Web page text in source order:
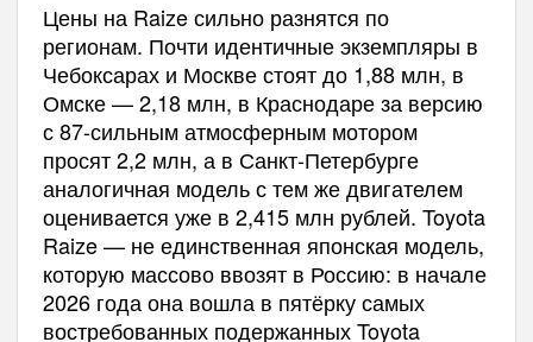
Цены на Raize сильно разнятся по
регионам. Почти идентичные экземпляры в
Чебоксарах и Москве стоят до 1,88 млн, в
Омске — 2,18 млн, в Краснодаре за версию
с 87-сильным атмосферным мотором
просят 2,2 млн, а в Санкт-Петербурге
аналогичная модель с тем же двигателем
оценивается уже в 2,415 млн рублей. Toyota
Raize — не единственная японская модель,
которую массово ввозят в Россию: в начале
2026 года она вошла в пятёрку самых
востребованных подержанных Toyota